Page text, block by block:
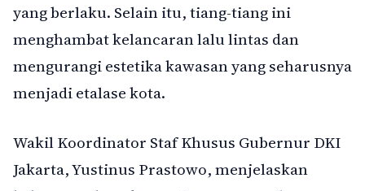
yang berlaku. Selain itu, tiang-tiang ini
menghambat kelancaran lalu lintas dan
mengurangi estetika kawasan yang seharusnya
menjadi etalase kota.
Wakil Koordinator Staf Khusus Gubernur DKI
Jakarta, Yustinus Prastowo, menjelaskan